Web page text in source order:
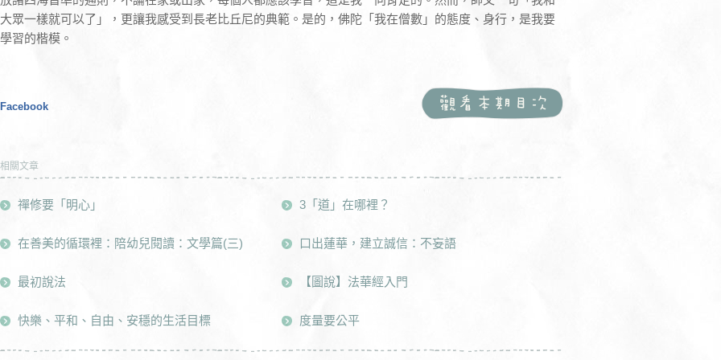
大眾一樣就可以了」，更讓我感受到長老比丘尼的典範。是的，佛陀「我在僧數」的態度、身行，是我要
學習的楷模。
Facebook
相關文章
禪修要「明心」
在善美的循環裡：陪幼兒閱讀：文學篇(三)
最初說法
快樂、平和、自由、安穩的生活目標
3「道」在哪裡？
口出蓮華，建立誠信：不妄語
【圖說】法華經入門
度量要公平